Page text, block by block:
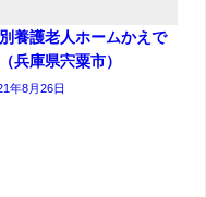
養護老人ホームかえで
兵庫県宍粟市）
年8月26日